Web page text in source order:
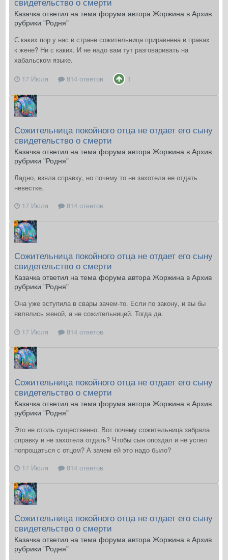
Казачка ответил на тема форума автора Жоржина в Архив
рубрики "Родня"
С каких пор у нас в стране сожительница приравнена в правах
к жене? Ни с каких. И не надо вам тут разговаривать на
хабальском языке.
17 Июля
814 ответов 1
Сожительница покойного отца не отдает его сыну
свидетельство о смерти
Казачка ответил на тема форума автора Жоржина в Архив
рубрики "Родня"
Ладно, взяла справку, но почему то не захотела ее отдать
невестке.
17 Июля
814 ответов
Сожительница покойного отца не отдает его сыну
свидетельство о смерти
Казачка ответил на тема форума автора Жоржина в Архив
рубрики "Родня"
Она уже вступила в свары зачем-то. Если по закону, и вы бы
являлись женой, а не сожительницей. Тогда да.
17 Июля
814 ответов
Сожительница покойного отца не отдает его сыну
свидетельство о смерти
Казачка ответил на тема форума автора Жоржина в Архив
рубрики "Родня"
Это не столь существенно. Вот почему сожительница забрала
справку и не захотела отдать? Чтобы сын опоздал и не успел
попрощаться с отцом? А зачем ей это надо было?
17 Июля
814 ответов
Сожительница покойного отца не отдает его сыну
свидетельство о смерти
Казачка ответил на тема форума автора Жоржина в Архив
рубрики "Родня"